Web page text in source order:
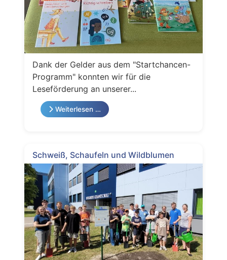
Dank der Gelder aus dem "Startchancen-
Programm" konnten wir für die
Leseförderung an unserer...
Weiterlesen …
Schweiß, Schaufeln und Wildblumen